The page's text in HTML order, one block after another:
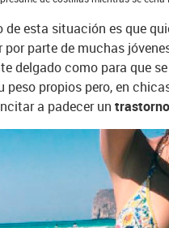
de esta situación es que
por parte de muchas
delgado como para que
propios pero, en
a padecer un